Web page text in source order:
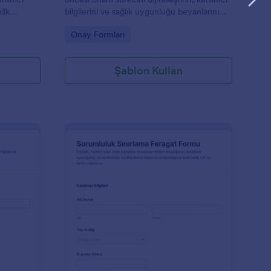
bilgilerini ve sağlık uygunluğu beyanlarını
yanıtlarını Jotform üzerinden takip edin.
Go to Category:
Onay Formları
Şablon Kullan